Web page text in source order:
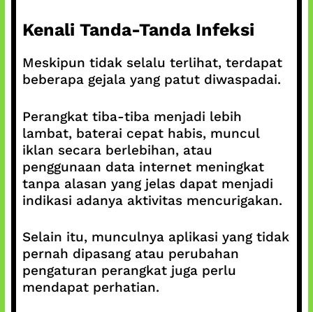
Kenali Tanda-Tanda Infeksi
Meskipun tidak selalu terlihat, terdapat
beberapa gejala yang patut diwaspadai.
Perangkat tiba-tiba menjadi lebih
lambat, baterai cepat habis, muncul
iklan secara berlebihan, atau
penggunaan data internet meningkat
tanpa alasan yang jelas dapat menjadi
indikasi adanya aktivitas mencurigakan.
Selain itu, munculnya aplikasi yang tidak
pernah dipasang atau perubahan
pengaturan perangkat juga perlu
mendapat perhatian.